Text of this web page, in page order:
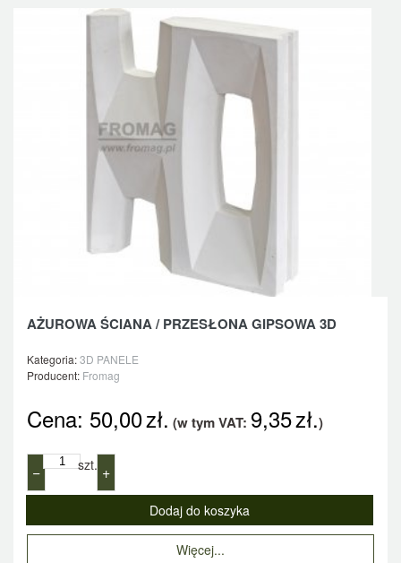
AŻUROWA ŚCIANA / PRZESŁONA GIPSOWA 3D
Kategoria:3D PANELE
Producent: Fromag
Cena: 50,00zł. (w tym VAT: 9,35zł.)
− szt. +
Więcej...